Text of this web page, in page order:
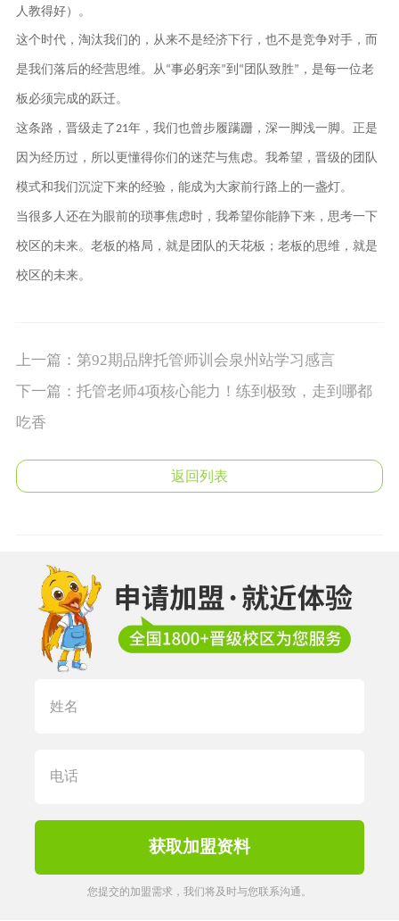
人教得好）。
这个时代，淘汰我们的，从来不是经济下行，也不是竞争对手，而
是我们落后的经营思维。从“事必躬亲”到 “ 团队致胜” ，是每一位老
板必须完成的跃迁。
这条路，晋级走了21年，我们也曾步履蹒跚，深一脚浅一脚。正是
因为经历过，所以更懂得你们的迷茫与焦虑。我希望，晋级的团队
模式和我们沉淀下来的经验，能成为大家前行路上的一盏灯。
当很多人还在为眼前的琐事焦虑时，我希望你能静下来，思考一下
校区的未来。 老板的格局，就是团队的天花板；老板的思维，就是
校区的未来。
上一篇： 第92期品牌托管师训会泉州站学习感言
下一篇： 托管老师4项核心能力！练到极致，走到哪都
吃香
返回列表
您提交的加盟需求，我们将及时与您联系沟通。